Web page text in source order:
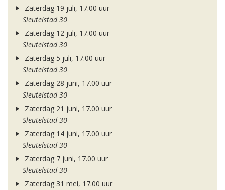
Zaterdag 19 juli, 17.00 uur
Sleutelstad 30
Zaterdag 12 juli, 17.00 uur
Sleutelstad 30
Zaterdag 5 juli, 17.00 uur
Sleutelstad 30
Zaterdag 28 juni, 17.00 uur
Sleutelstad 30
Zaterdag 21 juni, 17.00 uur
Sleutelstad 30
Zaterdag 14 juni, 17.00 uur
Sleutelstad 30
Zaterdag 7 juni, 17.00 uur
Sleutelstad 30
Zaterdag 31 mei, 17.00 uur